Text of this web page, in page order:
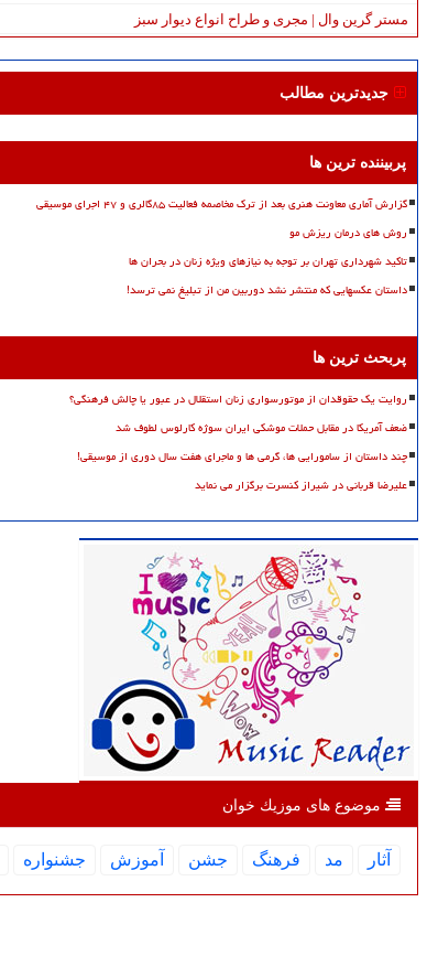
مستر گرین وال | مجری و طراح انواع دیوار سبز
جدیدترین مطالب
پربیننده ترین ها
گزارش آماری معاونت هنری بعد از ترک مخاصمه فعالیت ۸۵گالری و ۴۷ اجرای موسیقی
روش های درمان ریزش مو
تاکید شهرداری تهران بر توجه به نیازهای ویژه زنان در بحران ها
داستان عکسهایی که منتشر نشد دوربین من از تبلیغ نمی ترسد!
پربحث ترین ها
روایت یک حقوقدان از موتورسواری زنان استقلال در عبور یا چالش فرهنگی؟
ضعف آمریکا در مقابل حملات موشکی ایران سوژه کارلوس لطوف شد
چند داستان از سامورایی ها، گرمی ها و ماجرای هفت سال دوری از موسیقی!
علیرضا قربانی در شیراز کنسرت برگزار می نماید
موضوع های موزیك خوان
آثار مد فرهنگ جشن آموزش جشنواره